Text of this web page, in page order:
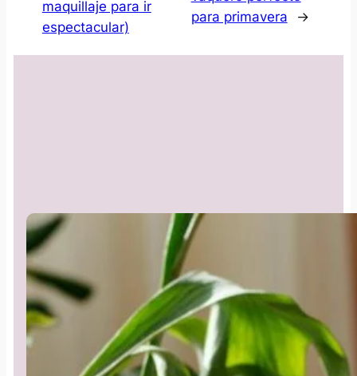
maquillaje para ir
espectacular)
para primavera
→